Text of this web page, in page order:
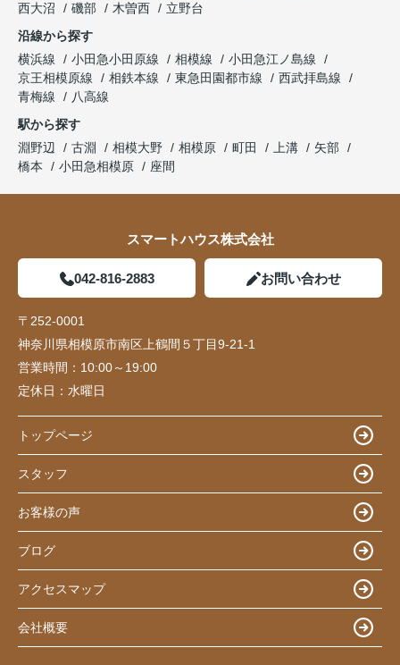
西大沼
磯部 木曽西
立野台
沿線から探す
横浜線
小田急小田原線 相模線
小田急江ノ島線
京王相模原線
相鉄本線 東急田園都市線
西武拝島線
青梅線
八高線
駅から探す
淵野辺
古淵 相模大野 相模原 町田 上溝
矢部
橋本
小田急相模原 座間
スマートハウス株式会社
042-816-2883 お問い合わせ
〒252-0001
神奈川県相模原市南区上鶴間５丁目9-21-1
営業時間： 10:00～19:00
定休日： 水曜日
トップページ
スタッフ
お客様の声
ブログ
アクセスマップ
会社概要